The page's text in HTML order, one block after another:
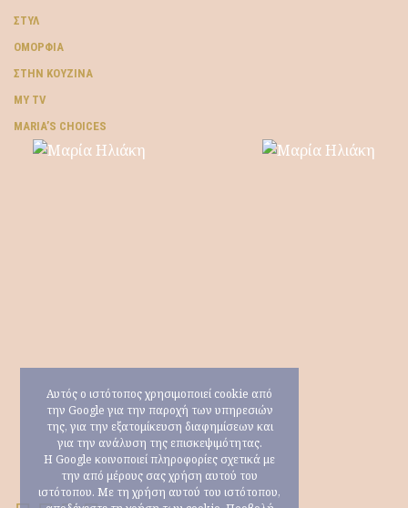
ΣΤΥΛ
ΟΜΟΡΦΙΆ
ΣΤΗΝ ΚΟΥΖΊΝΑ
MY TV
ΜARIA’S CHOICES
Αυτός ο ιστότοπος χρησιμοποιεί cookie από
την Google για την παροχή των υπηρεσιών
της, για την εξατομίκευση διαφημίσεων και
για την ανάλυση της επισκεψιμότητας.
Η Google κοινοποιεί πληροφορίες σχετικά με
την από μέρους σας χρήση αυτού του
ιστότοπου. Με τη χρήση αυτού του ιστότοπου,